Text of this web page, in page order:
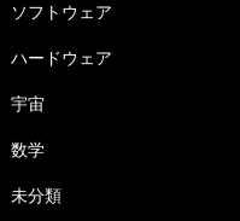
ソフトウェア
ハードウェア
宇宙
数学
未分類